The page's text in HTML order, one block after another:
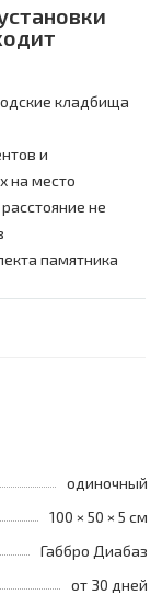
кладбища
и
на место
не
памятника
одиночный
100 × 50 × 5 см
Габбро Диабаз
от 30 дней